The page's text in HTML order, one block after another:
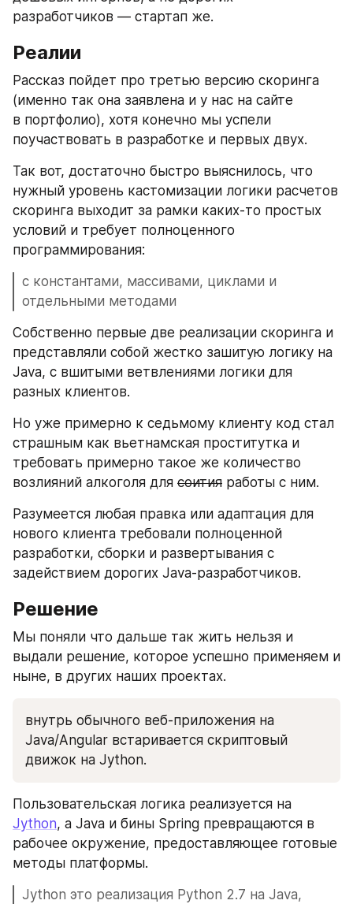
разработчиков — стартап же.
Реалии
Рассказ пойдет про третью версию скоринга
(именно так она заявлена и у нас на сайте
в портфолио), хотя конечно мы успели
поучаствовать в разработке и первых двух.
Так вот, достаточно быстро выяснилось, что
нужный уровень кастомизации логики расчетов
скоринга выходит за рамки каких-то простых
условий и требует полноценного
программирования:
с константами, массивами, циклами и
отдельными методами
Собственно первые две реализации скоринга и
представляли собой жестко зашитую логику на
Java, с вшитыми ветвлениями логики для
разных клиентов.
Но уже примерно к седьмому клиенту код стал
страшным как вьетнамская проститутка и
требовать примерно такое же количество
возлияний алкоголя для соития работы с ним.
Разумеется любая правка или адаптация для
нового клиента требовали полноценной
разработки, сборки и развертывания с
задействием дорогих Java-разработчиков.
Решение
Мы поняли что дальше так жить нельзя и
выдали решение, которое успешно применяем и
ныне, в других наших проектах.
внутрь обычного веб-приложения на
Java/Angular встаривается скриптовый
движок на Jython.
Jython, а Java и бины Spring превращаются в
рабочее окружение, предоставляющее готовые
методы платформы.
Jython это реализация Python 2.7 на Java,